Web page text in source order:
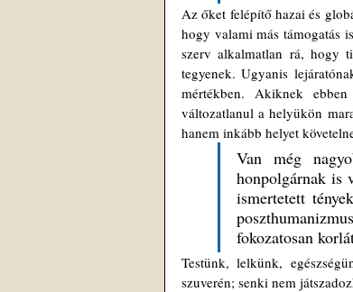
Az őket felépítő hazai és
hogy valami más támogatás
szerv alkalmatlan rá, hogy
tegyenek. Ugyanis
mértékben. Akiknek
változatlanul a helyükön
hanem inkább helyet
Van még
honpolgárnak is
ismertetett
fokozatosan
Testünk, lelkünk,
szuverén; senki nem